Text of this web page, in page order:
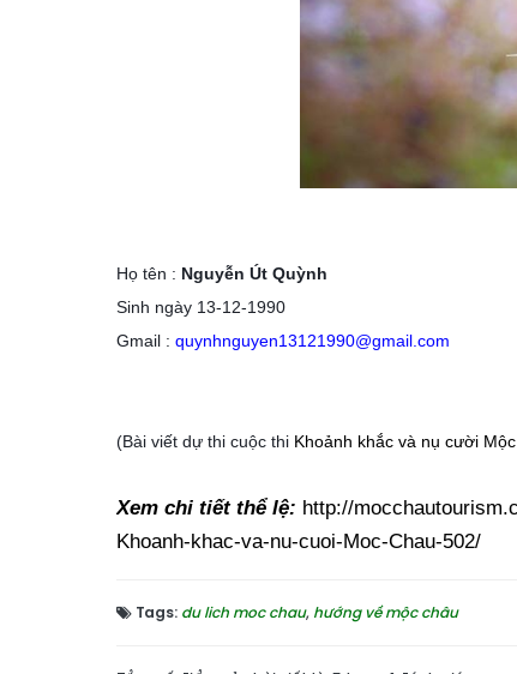
Họ tên : Nguyễn Út Quỳnh
Sinh ngày 13-12-1990
Gmail : quynhnguyen13121990@gmail.com
(Bài viết dự thi cuộc thi Khoảnh khắc và nụ cười
Xem chi tiết thể lệ: http://
Khoanh-khac-va-nu-cuoi-Moc-Chau-502/
Tags: du lich moc chau, hướng về mộc châu